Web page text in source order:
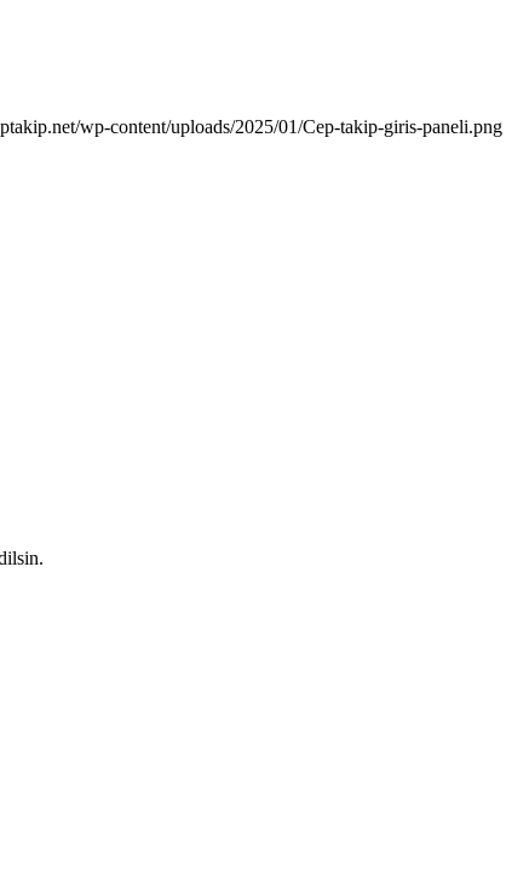
wp-content/uploads/2025/01/Cep-takip-giris-paneli.png